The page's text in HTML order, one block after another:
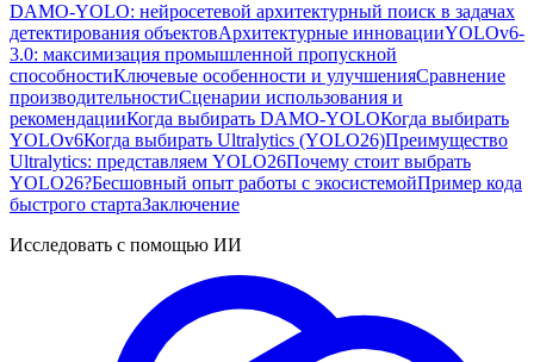
DAMO-YOLO: нейросетевой архитектурный поиск в задачах
детектирования объектовАрхитектурные инновацииYOLOv6-
3.0: максимизация промышленной пропускной
способностиКлючевые особенности и улучшенияСравнение
производительностиСценарии использования и
рекомендацииКогда выбирать DAMO-YOLOКогда выбирать
YOLOv6Когда выбирать Ultralytics (YOLO26)Преимущество
Ultralytics: представляем YOLO26Почему стоит выбрать
YOLO26?Бесшовный опыт работы с экосистемойПример кода
быстрого стартаЗаключение
Исследовать с помощью ИИ